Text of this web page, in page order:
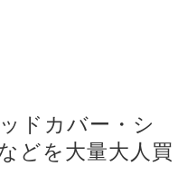
ドカバー・シ
どを大量大人買